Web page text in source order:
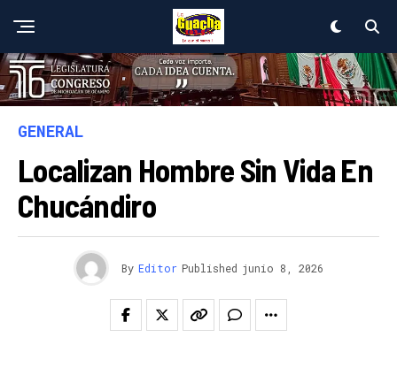
GENERAL
Localizan Hombre Sin Vida En
Chucándiro
By Editor Published junio 8, 2026